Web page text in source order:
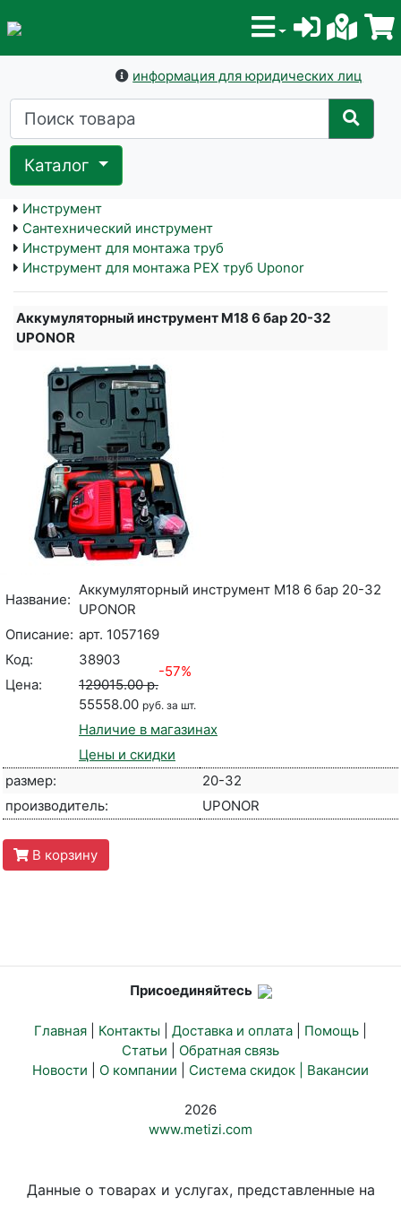
информация для юридических лиц
Каталог
Инструмент
Сантехнический инструмент
Инструмент для монтажа труб
Инструмент для монтажа PEX труб Uponor
Аккумуляторный инструмент М18 6 бар 20-32
UPONOR
Название:
Аккумуляторный инструмент М18 6 бар 20-32
UPONOR
Описание: арт. 1057169
Код:
38903
Цена:
129015.00 р.
-57%
55558.00 руб. за шт.
Наличие в магазинах
Цены и скидки
размер:
20-32
производитель:
UPONOR
В корзину
Присоединяйтесь
Главная Контакты Доставка и оплата Помощь
Статьи
Обратная связь
Новости
О компании Система скидок | Вакансии
2026
www.metizi.com
Данные о товарах и услугах, представленные на